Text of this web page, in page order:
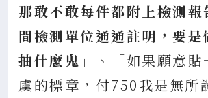
那敢不敢每件都附上檢測報
間檢測單位通通註明，要是
抽什麼鬼 」、「如果願意
虞的標章，付750我是無所